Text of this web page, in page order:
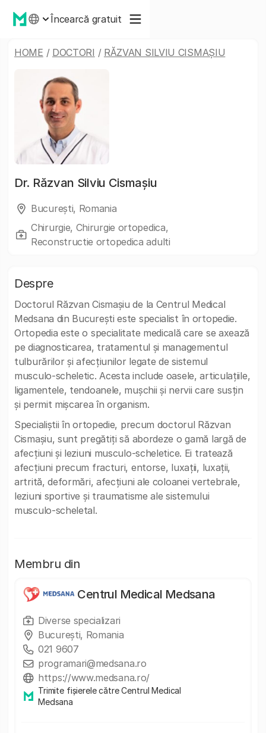
Încearcă gratuit
HOME / DOCTORI / RĂZVAN SILVIU CISMAȘIU
Dr. Răzvan Silviu Cismașiu
București, Romania
Chirurgie, Chirurgie ortopedica,
Reconstructie ortopedica adulti
Despre
Doctorul Răzvan Cismașiu de la Centrul Medical
Medsana din București este specialist în ortopedie.
Ortopedia este o specialitate medicală care se axează
pe diagnosticarea, tratamentul și managementul
tulburărilor și afecțiunilor legate de sistemul
musculo-scheletic. Acesta include oasele, articulațiile,
ligamentele, tendoanele, mușchii și nervii care susțin
și permit mișcarea în organism.
Specialiștii în ortopedie, precum doctorul Răzvan
Cismașiu, sunt pregătiți să abordeze o gamă largă de
afecțiuni și leziuni musculo-scheletice. Ei tratează
afecțiuni precum fracturi, entorse, luxații, luxații,
artrită, deformări, afecțiuni ale coloanei vertebrale,
leziuni sportive și traumatisme ale sistemului
musculo-scheletal.
Membru din
Centrul Medical Medsana
Diverse specializari
București, Romania
021 9607
programari@medsana.ro
https://www.medsana.ro/
Trimite fișierele către Centrul Medical
Medsana